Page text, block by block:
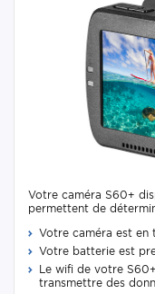
Votre caméra S60+
permettent de
Votre caméra est
Votre batterie est
Le wifi de votre
transmettre des